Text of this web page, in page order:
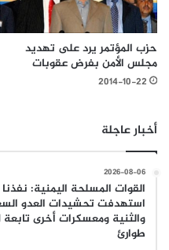
حزب المؤتمر يرد على تهديد
مجلس الأمن بفرض عقوبات
2014-10-22
أخبار عاجلة
2026-08-06
القوات المسلحة اليمنية:
استهدفت تحشيدات العدو
والثنية ومعسكرات أخرى تابعة
طوارئ